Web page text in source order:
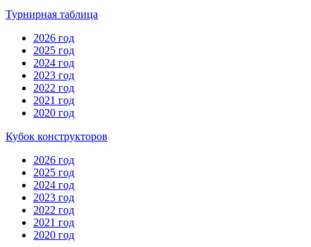
Турнирная таблица
2026 год
2025 год
2024 год
2023 год
2022 год
2021 год
2020 год
Кубок конструкторов
2026 год
2025 год
2024 год
2023 год
2022 год
2021 год
2020 год